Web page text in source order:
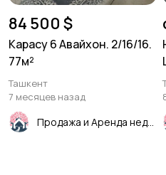
84 500 $
Карасу 6 Авайхон. 2/16/16.
77м²
Ташкент
7 месяцев назад